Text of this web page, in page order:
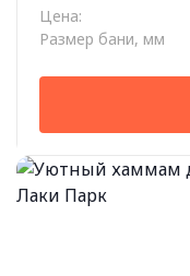
Цена:
Размер бани, мм